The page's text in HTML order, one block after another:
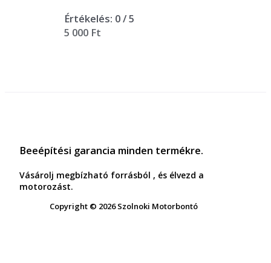
Értékelés: 0/ 5
5 000 Ft
Beeépítési garancia minden termékre.
Vásárolj megbízható forrásból , és élvezd a
motorozást.
Copyright © 2026 Szolnoki Motorbontó